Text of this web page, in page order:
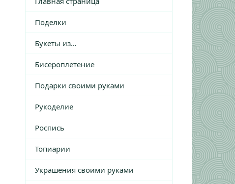
Поделки
Букеты из…
Бисероплетение
Подарки своими руками
Рукоделие
Роспись
Топиарии
Украшения своими руками